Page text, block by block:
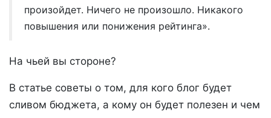
произойдет. Ничего не произошло. Никакого
повышения или понижения рейтинга».
На чьей вы стороне?
В статье советы о том, для кого блог будет
сливом бюджета, а кому он будет полезен и чем